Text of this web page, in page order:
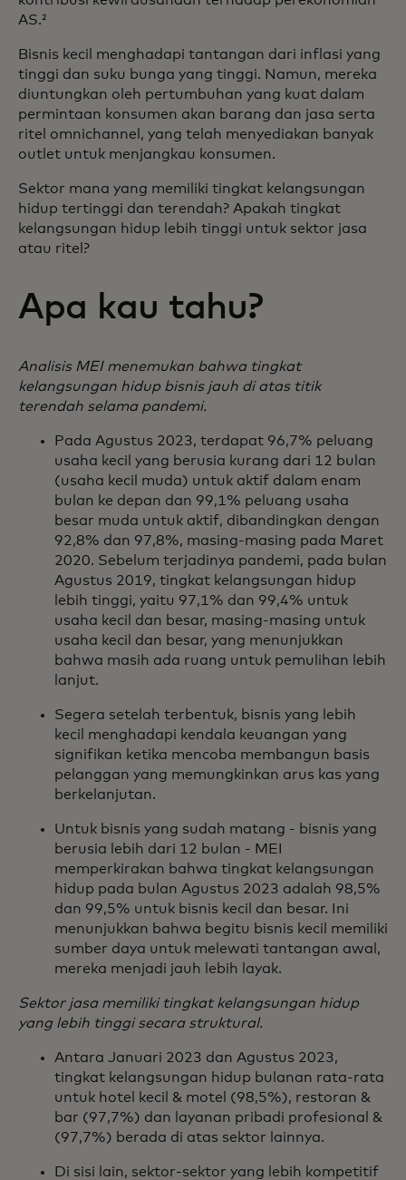
AS.²
Bisnis kecil menghadapi tantangan dari inflasi yang
tinggi dan suku bunga yang tinggi. Namun, mereka
diuntungkan oleh pertumbuhan yang kuat dalam
permintaan konsumen akan barang dan jasa serta
ritel omnichannel, yang telah menyediakan banyak
outlet untuk menjangkau konsumen.
Sektor mana yang memiliki tingkat kelangsungan
hidup tertinggi dan terendah? Apakah tingkat
kelangsungan hidup lebih tinggi untuk sektor jasa
atau ritel?
Apa kau tahu?
Analisis MEI menemukan bahwa tingkat
kelangsungan hidup bisnis jauh di atas titik
terendah selama pandemi.
Pada Agustus 2023, terdapat 96,7% peluang
usaha kecil yang berusia kurang dari 12 bulan
(usaha kecil muda) untuk aktif dalam enam
bulan ke depan dan 99,1% peluang usaha
besar muda untuk aktif, dibandingkan dengan
92,8% dan 97,8%, masing-masing pada Maret
2020. Sebelum terjadinya pandemi, pada bulan
Agustus 2019, tingkat kelangsungan hidup
lebih tinggi, yaitu 97,1% dan 99,4% untuk
usaha kecil dan besar, masing-masing untuk
usaha kecil dan besar, yang menunjukkan
bahwa masih ada ruang untuk pemulihan lebih
lanjut.
Segera setelah terbentuk, bisnis yang lebih
kecil menghadapi kendala keuangan yang
signifikan ketika mencoba membangun basis
pelanggan yang memungkinkan arus kas yang
berkelanjutan.
Untuk bisnis yang sudah matang - bisnis yang
berusia lebih dari 12 bulan - MEI
memperkirakan bahwa tingkat kelangsungan
hidup pada bulan Agustus 2023 adalah 98,5%
dan 99,5% untuk bisnis kecil dan besar. Ini
menunjukkan bahwa begitu bisnis kecil memiliki
sumber daya untuk melewati tantangan awal,
mereka menjadi jauh lebih layak.
Sektor jasa memiliki tingkat kelangsungan hidup
yang lebih tinggi secara struktural.
Antara Januari 2023 dan Agustus 2023,
tingkat kelangsungan hidup bulanan rata-rata
untuk hotel kecil & motel (98,5%), restoran &
bar (97,7%) dan layanan pribadi profesional &
(97,7%) berada di atas sektor lainnya.
Di sisi lain, sektor-sektor yang lebih kompetitif